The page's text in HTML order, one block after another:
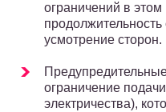
ограничений в этом
продолжительность
усмотрение сторон.
ограничение
электричества),